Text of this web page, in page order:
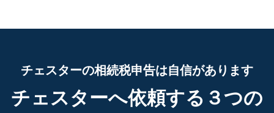
チェスターの相続税申告は自信があります
チェスターへ依頼する３つの